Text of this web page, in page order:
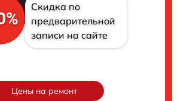
Скидка по
предварительной
записи на сайте
Цены на ремонт